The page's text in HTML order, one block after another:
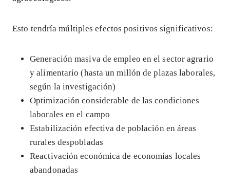
Esto tendría múltiples efectos positivos significativos:
Generación masiva de empleo en el sector agrario
y alimentario (hasta un millón de plazas laborales,
según la investigación)
Optimización considerable de las condiciones
laborales en el campo
Estabilización efectiva de población en áreas
rurales despobladas
Reactivación económica de economías locales
abandonadas